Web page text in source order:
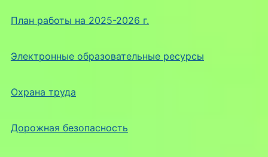
План работы на 2025-2026 г.
Электронные образовательные ресурсы
Охрана труда
Дорожная безопасность